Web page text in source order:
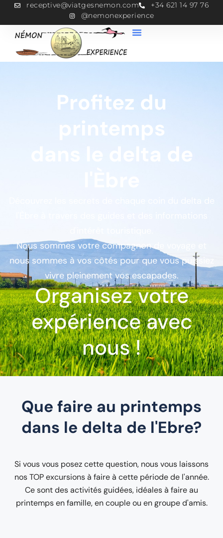
receptive@viatgesnemon.com
+34 621 14 97 76
@nemonexperience
Profitez du
printemps
dans le delta de
Nous sommes votre compagnon de voyage et
nous sommes à vos côtés pour que vous puissiez
vivre pleinement vos escapades.
Organisez votre
expérience avec
nous !
Que faire au printemps
dans le delta de l'Ebre?
Si vous vous posez cette question, nous vous laissons
nos TOP excursions à faire à cette période de l'année.
Ce sont des activités guidées, idéales à faire au
printemps en famille, en couple ou en groupe d'amis.